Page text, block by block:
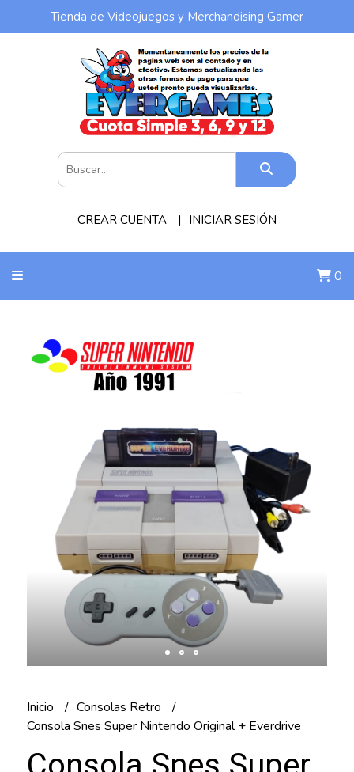
Tienda de Videojuegos y Merchandising Gamer
CREAR CUENTA INICIAR SESIÓN
0
Inicio
Consolas Retro
Consola Snes Super Nintendo Original + Everdrive